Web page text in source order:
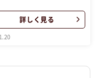
新しい出会いを豊かなも
もてなし、きめ細やかな心
さまだけにお届けいたしま
詳しく見る